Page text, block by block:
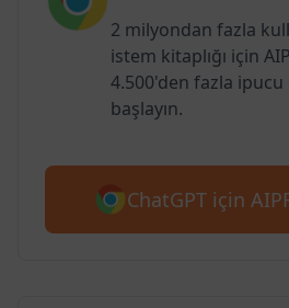
2 milyondan fazla
istem kitaplığı için
4.500'den fazla
başlayın.
ChatGPT için